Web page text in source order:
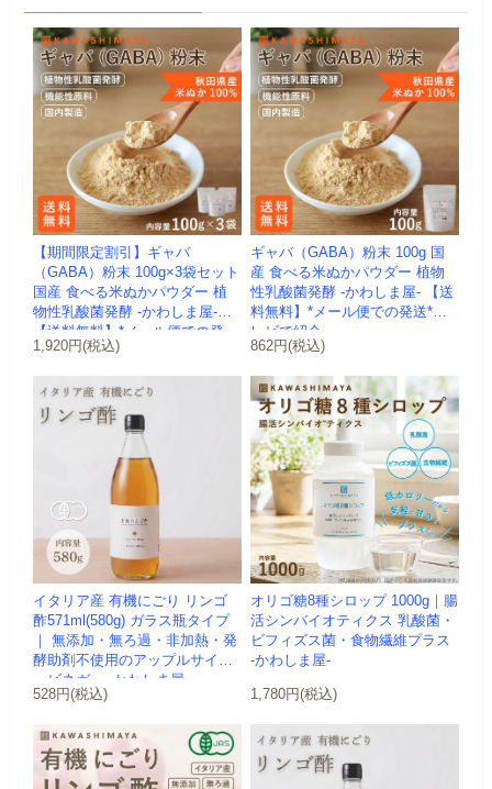
【期間限定割引】ギャバ
（GABA）粉末 100g×3袋セット
国産 食べる米ぬかパウダー 植
物性乳酸菌発酵 -かわしま屋-
【送料無料】*メール便での発
送...
1,920円(税込)
ギャバ（GABA）粉末 100g 国
産 食べる米ぬかパウダー 植物
性乳酸菌発酵 -かわしま屋- 【送
料無料】*メール便での発送*テ
レビで紹介
862円(税込)
イタリア産 有機にごり リンゴ
酢571ml(580g) ガラス瓶タイプ
｜ 無添加・無ろ過・非加熱・発
酵助剤不使用のアップルサイダ
ービネガー -かわしま屋-
528円(税込)
オリゴ糖8種シロップ 1000g｜腸
活シンバイオティクス 乳酸菌・
ビフィズス菌・食物繊維プラス
-かわしま屋-
1,780円(税込)